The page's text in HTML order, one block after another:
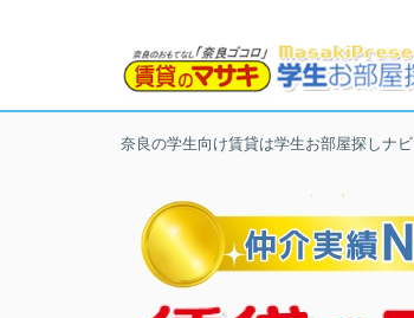
奈良の学生向け賃貸は学生お部屋探しナビ